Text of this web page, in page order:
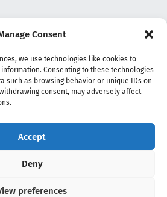
Consent
we use technologies like cookies to
Consenting to these technologies
such as browsing behavior or unique IDs on
consent, may adversely affect
Accept
Deny
preferences